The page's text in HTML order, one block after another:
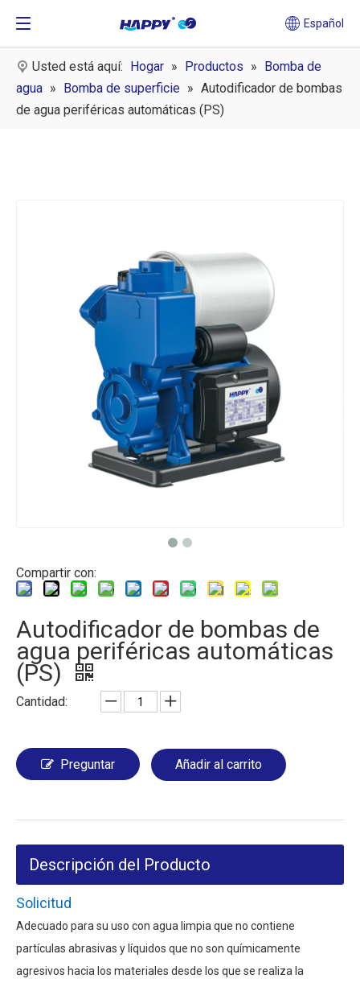
Español
Usted está aquí: Hogar » Productos » Bomba de
agua » Bomba de superficie » Autodificador de bombas
de agua periféricas automáticas (PS)
Compartir con:
Autodificador de bombas de
agua periféricas automáticas
(PS)
Cantidad:
Preguntar Añadir al carrito
Descripción del Producto
Solicitud
Adecuado para su uso con agua limpia que no contiene
partículas abrasivas y líquidos que no son químicamente
agresivos hacia los materiales desde los que se realiza la